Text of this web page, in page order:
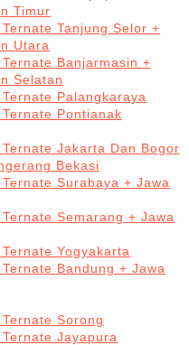
Timur
Tanjung Selor +
Utara
Banjarmasin +
Selatan
Palangkaraya
Pontianak
Jakarta Dan Bogor
Bekasi
Surabaya + Jawa
Semarang + Jawa
Yogyakarta
Bandung + Jawa
Sorong
Jayapura